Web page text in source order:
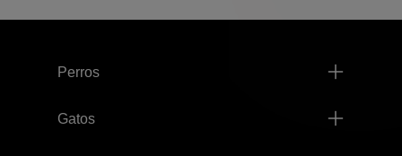
Perros
Gatos